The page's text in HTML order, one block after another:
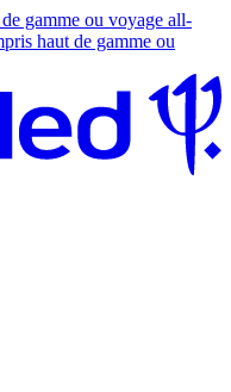
gamme ou voyage all-
haut de gamme ou